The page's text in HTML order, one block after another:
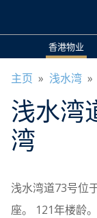
香港物业
主页 » 浅水湾 »
浅水湾
湾
浅水湾道73号位
座。 121年楼龄